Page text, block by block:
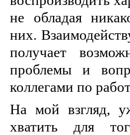
не обладая
них.
получает
проблемы и
коллегами по
На мой взгляд,
хватить для